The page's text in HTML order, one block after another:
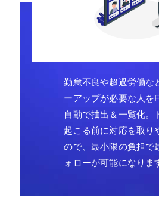
勤怠不良や超過労働な
ーアップが必要な人を
自動で抽出＆一覧化。
起こる前に対応を取り
ので、最小限の負担で
ォローが可能になりま